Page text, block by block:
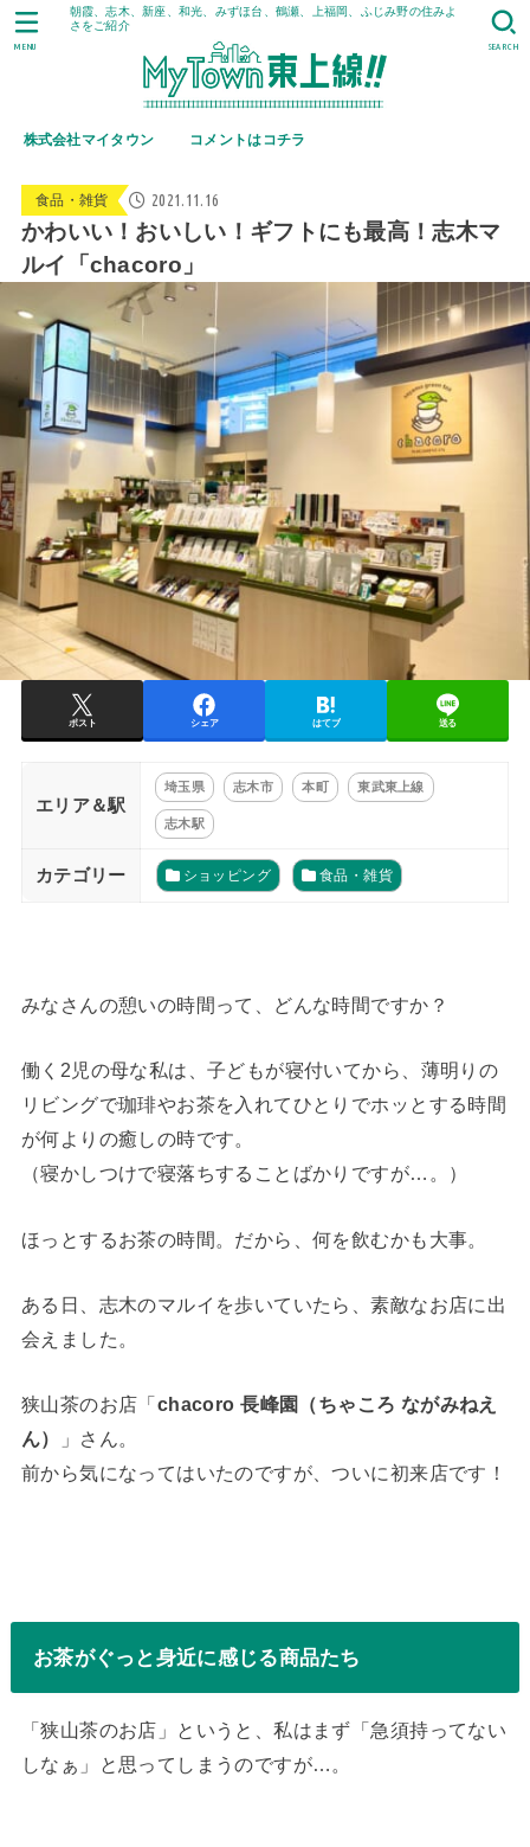
朝霞、志木、新座、和光、みずほ台、鶴瀬、上福岡、ふじみ野の住みよ
さをご紹介
株式会社マイタウン コメントはコチラ
SEARCH
MENU
食品・雑貨 2021.11.16
かわいい！おいしい！ギフトにも最高！志木マ
ルイ「chacoro」
ポスト シェア はてブ 送る
エリア＆駅
埼玉県 志木市 本町 東武東上線
志木駅
カテゴリー ショッピング 食品・雑貨
みなさんの憩いの時間って、どんな時間ですか？
働く2児の母な私は、子どもが寝付いてから、薄明りの
リビングで珈琲やお茶を入れてひとりでホッとする時間
が何よりの癒しの時です。
（寝かしつけで寝落ちすることばかりですが…。）
ほっとするお茶の時間。だから、何を飲むかも大事。
ある日、志木のマルイを歩いていたら、素敵なお店に出
会えました。
狭山茶のお店「chacoro 長峰園（ちゃころ ながみねえ
ん）
」さん。
前から気になってはいたのですが、ついに初来店です！
お茶がぐっと身近に感じる商品たち
「狭山茶のお店」というと、私はまず「急須持ってない
しなぁ」と思ってしまうのですが…。